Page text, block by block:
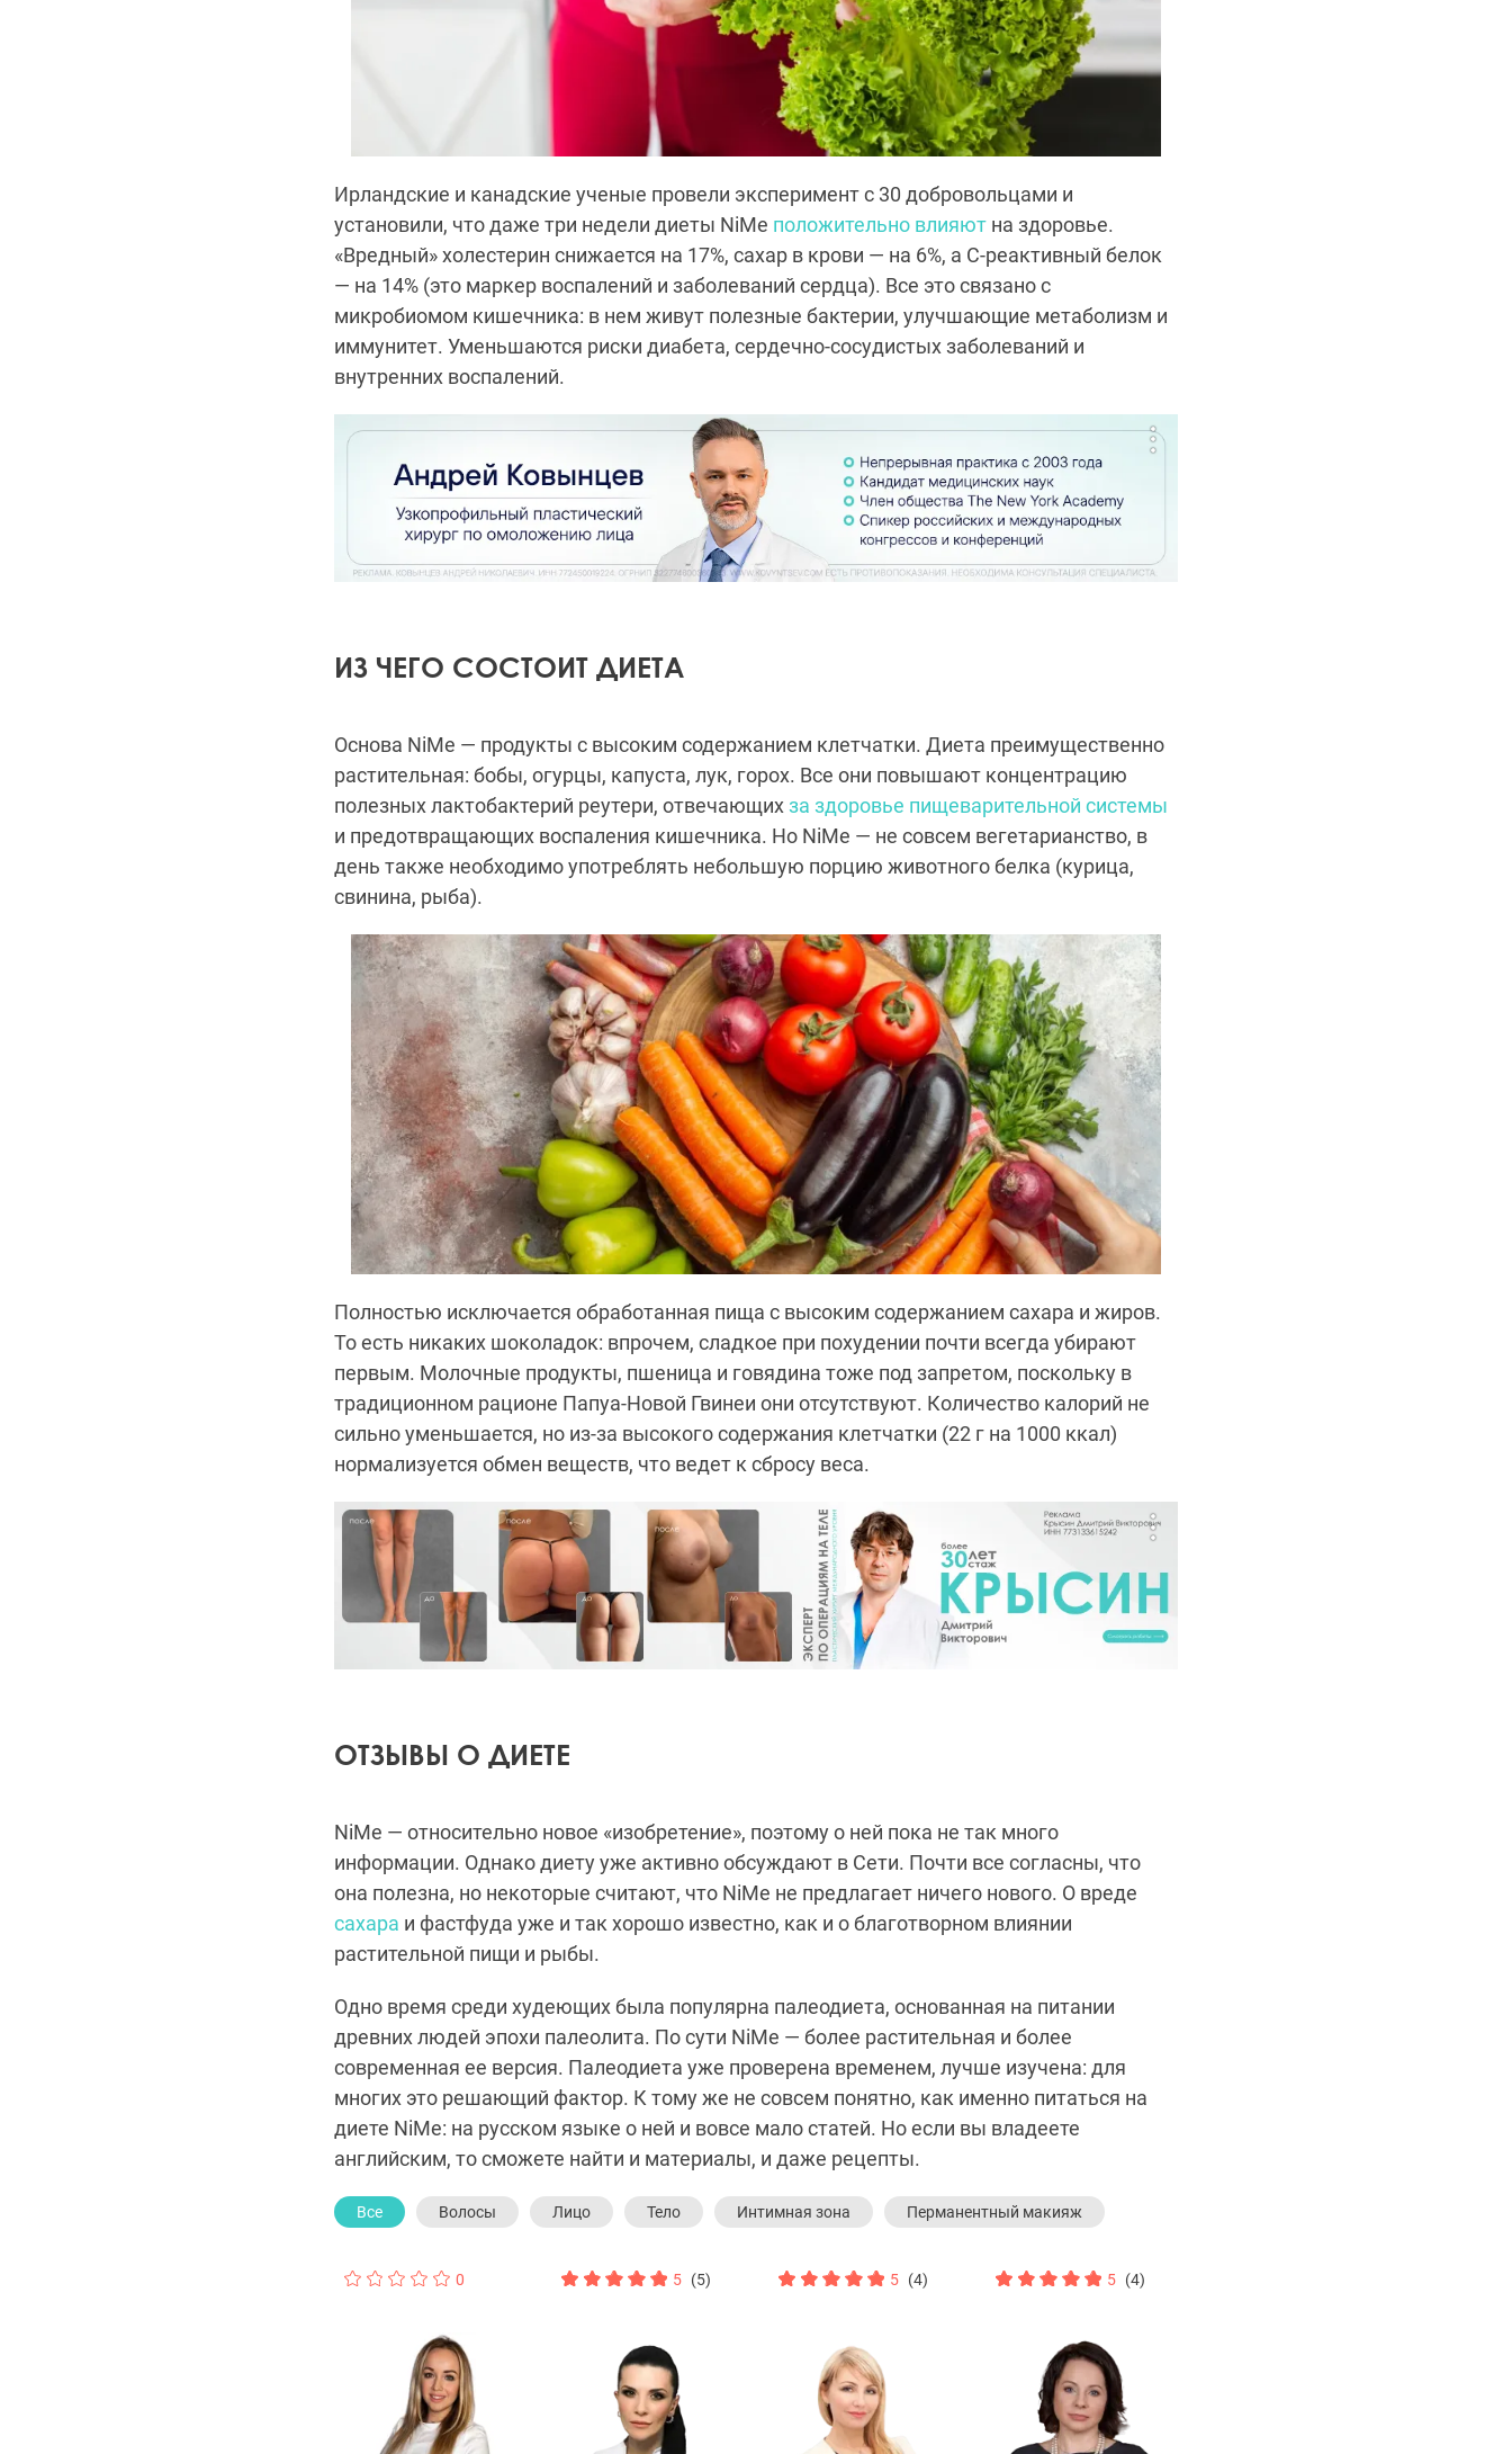
Ирландские и канадские ученые провели эксперимент с 30 добровольцами и
установили, что даже три недели диеты NiMe положительно влияют на здоровье.
«Вредный» холестерин снижается на 17%, сахар в крови — на 6%, а C-реактивный белок
— на 14% (это маркер воспалений и заболеваний сердца). Все это связано с
микробиомом кишечника: в нем живут полезные бактерии, улучшающие метаболизм и
иммунитет. Уменьшаются риски диабета, сердечно-сосудистых заболеваний и
внутренних воспалений.
ИЗ ЧЕГО СОСТОИТ ДИЕТА
Основа NiMe — продукты с высоким содержанием клетчатки. Диета преимущественно
растительная: бобы, огурцы, капуста, лук, горох. Все они повышают концентрацию
полезных лактобактерий реутери, отвечающихза здоровье пищеварительной системы
и предотвращающих воспаления кишечника. Но NiMe — не совсем вегетарианство, в
день также необходимо употреблять небольшую порцию животного белка (курица,
свинина, рыба).
Полностью исключается обработанная пища с высоким содержанием сахара и жиров.
То есть никаких шоколадок: впрочем, сладкое при похудении почти всегда убирают
первым. Молочные продукты, пшеница и говядина тоже под запретом, поскольку в
традиционном рационе Папуа-Новой Гвинеи они отсутствуют. Количество калорий не
сильно уменьшается, но из-за высокого содержания клетчатки (22 г на 1000 ккал)
нормализуется обмен веществ, что ведет к сбросу веса.
ОТЗЫВЫ О ДИЕТЕ
NiMe — относительно новое «изобретение», поэтому о ней пока не так много
информации. Однако диету уже активно обсуждают в Сети. Почти все согласны, что
она полезна, но некоторые считают, что NiMe не предлагает ничего нового. О вреде
сахара и фастфуда уже и так хорошо известно, как и о благотворном влиянии
растительной пищи и рыбы.
Одно время среди худеющих была популярна палеодиета, основанная на питании
древних людей эпохи палеолита. По сути NiMe — более растительная и более
современная ее версия. Палеодиета уже проверена временем, лучше изучена: для
многих это решающий фактор. К тому же не совсем понятно, как именно питаться на
диете NiMe: на русском языке о ней и вовсе мало статей. Но если вы владеете
английским, то сможете найти и материалы, и даже рецепты.
Все Волосы Лицо Тело Интимная зона Перманентный макияж
0 5 (5) 5 (4) 5 (4)